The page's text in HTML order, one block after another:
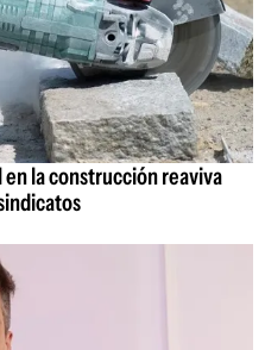
la construcción reaviva